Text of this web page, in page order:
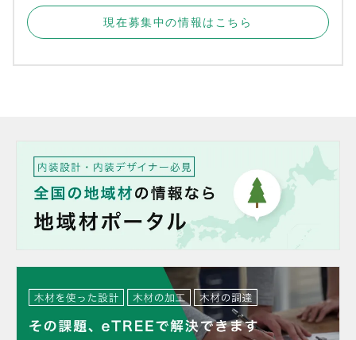
現在募集中の情報はこちら